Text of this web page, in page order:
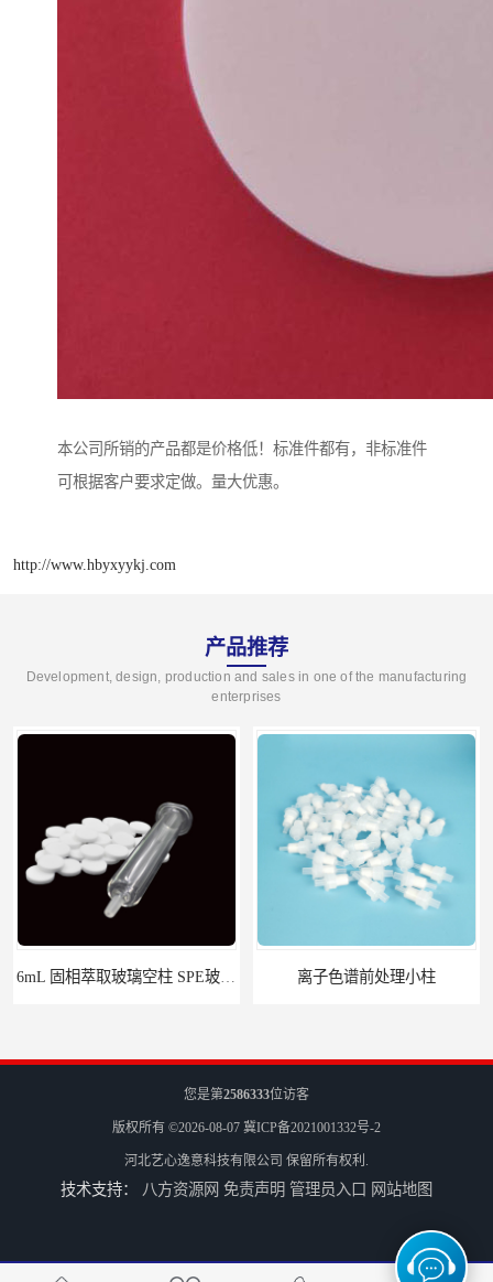
本公司所销的产品都是价格低！标准件都有，非标准件
可根据客户要求定做。量大优惠。
http://www.hbyxyykj.com
产品推荐
Development, design, production and sales in one of the manufacturing
enterprises
离子色谱前处理小柱​
您是第2586333位访客
版权所有 ©2026-08-07 冀ICP备2021001332号-2
河北艺心逸意科技有限公司 保留所有权利.
技术支持： 八方资源网 免责声明 管理员入口 网站地图